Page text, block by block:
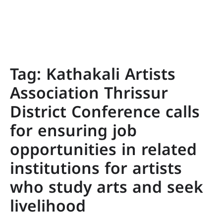
Tag: Kathakali Artists
Association Thrissur
District Conference calls
for ensuring job
opportunities in related
institutions for artists
who study arts and seek
livelihood